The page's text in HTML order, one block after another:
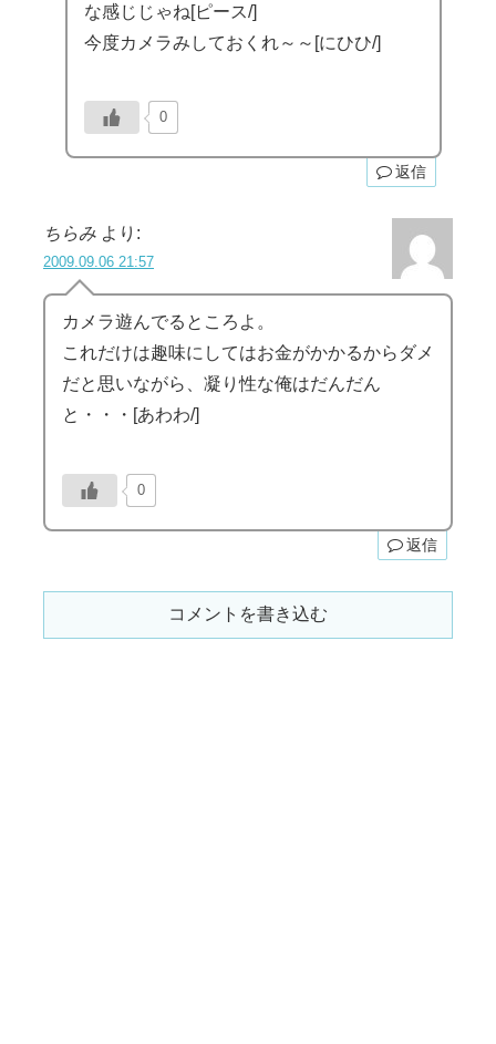
な感じじゃね[ピース/]
今度カメラみしておくれ～～[にひひ/]
0
返信
ちらみ より:
2009.09.06 21:57
カメラ遊んでるところよ。
これだけは趣味にしてはお金がかかるからダメ
だと思いながら、凝り性な俺はだんだん
と・・・[あわわ/]
0
返信
コメントを書き込む